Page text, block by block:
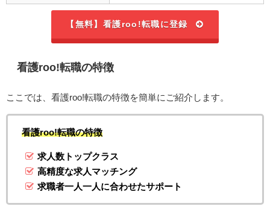
【無料】看護roo!転職に登録
看護roo!転職の特徴
ここでは、看護roo!転職の特徴を簡単にご紹介します。
看護roo!転職の特徴
求人数トップクラス
高精度な求人マッチング
求職者一人一人に合わせたサポート